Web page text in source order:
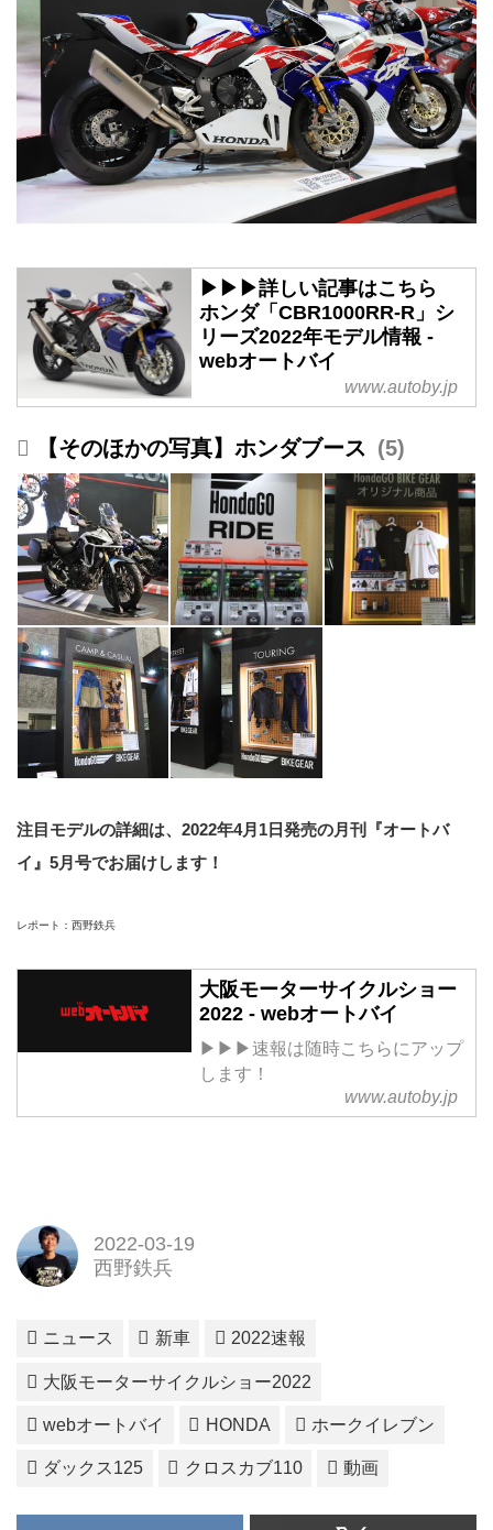
▶▶▶詳しい記事はこちら
ホンダ「CBR1000RR-R」シ
リーズ2022年モデル情報 -
webオートバイ
www.autoby.jp
【そのほかの写真】ホンダブース 5
注目モデルの詳細は、2022年4月1日発売の月刊『オートバ
イ』5月号でお届けします！
レポート：西野鉄兵
大阪モーターサイクルショー
2022 - webオートバイ
▶▶▶速報は随時こちらにアップ
します！
www.autoby.jp
2022-03-19
西野鉄兵
ニュース 新車 2022速報
大阪モーターサイクルショー2022
webオートバイ HONDA ホークイレブン
ダックス125 クロスカブ110 動画